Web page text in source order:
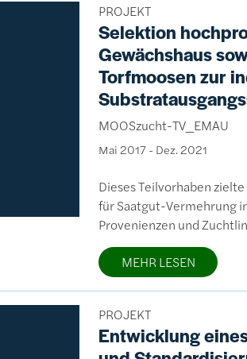
PROJEKT
Selektion
Gewächshaus
Torfmoosen zur
MOOSzucht-TV_EMAU
Mai 2017 - Dez. 2021
Dieses Teilvorhaben
für Saatgut-Vermehrung
Provenienzen und
MEHR LESEN
PROJEKT
Entwicklung